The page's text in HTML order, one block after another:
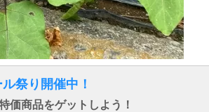
祭り開催中！
価商品をゲットしよう！